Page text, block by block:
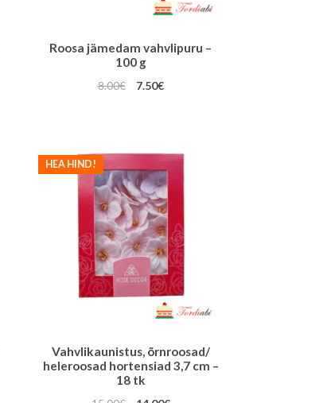
Roosa jämedam vahvlipuru –
100 g
8.00€
Algne
7.50€Praegune
Vahvlikaunistus, õrnroosad/
heleroosad hortensiad 3,7 cm –
18 tk
HEA HIND!